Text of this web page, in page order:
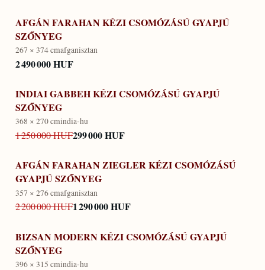
AFGÁN FARAHAN KÉZI CSOMÓZÁSÚ GYAPJÚ
SZŐNYEG
267 × 374 cmafganisztan
2 490 000 HUF
INDIAI GABBEH KÉZI CSOMÓZÁSÚ GYAPJÚ
SZŐNYEG
368 × 270 cmindia-hu
1 250 000 HUF299 000 HUF
AFGÁN FARAHAN ZIEGLER KÉZI CSOMÓZÁSÚ
GYAPJÚ SZŐNYEG
357 × 276 cmafganisztan
2 200 000 HUF1 290 000 HUF
BIZSAN MODERN KÉZI CSOMÓZÁSÚ GYAPJÚ
SZŐNYEG
396 × 315 cmindia-hu